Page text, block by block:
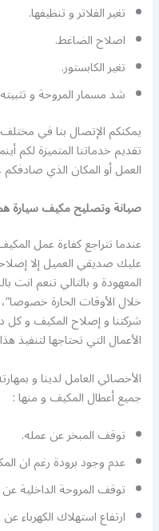
تغير الفلاتر و تنظيفها.
اصلاح الضاغط.
تغير الكابستور.
شد مسمار المروحة و
يمكنكم الإتصال بنا في
تقديم خدماتنا المتميزة لكم
العمل أو المكان الذي
صيانة وتصليح مكيف سيارة
عندما تتراجع كفاءة عمل
عليك صديقي العميل إلا
المعهودة و بالتالي تنعم انت
خلال الأوقات الحارة
شركتنا و إصلاح المكيف و
الأعمال التي تحتاجها
الأخصائي العامل لدينا و
جميع أعطال المكيف و منها :
توقف المبخر عن عمله.
عدم وجود برودة رغم ان
توقف المروحة الداخلية
ارتفاع استهلاك الكهرباء